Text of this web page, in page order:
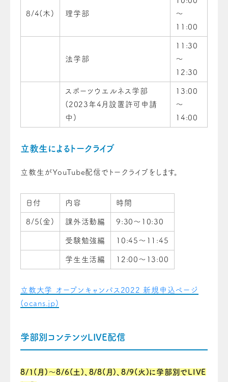
8/4(木) 理学部
～
11:00
法学部
11:30
～
12:30
スポーツウエルネス学部
(2023年4月設置許可申請
中)
13:00
～
14:00
立教生によるトークライブ
立教生がYouTube配信でトークライブをします。
日付 内容 時間
8/5(金) 課外活動編 9:30～10:30
受験勉強編 10:45～11:45
学生生活編 12:00～13:00
立教大学 オープンキャンパス2022 新規申込ページ
(ocans.jp)
学部別コンテンツLIVE配信
8/1(月)～8/6(土)、8/8(月)、8/9(火)に学部別でLIVE